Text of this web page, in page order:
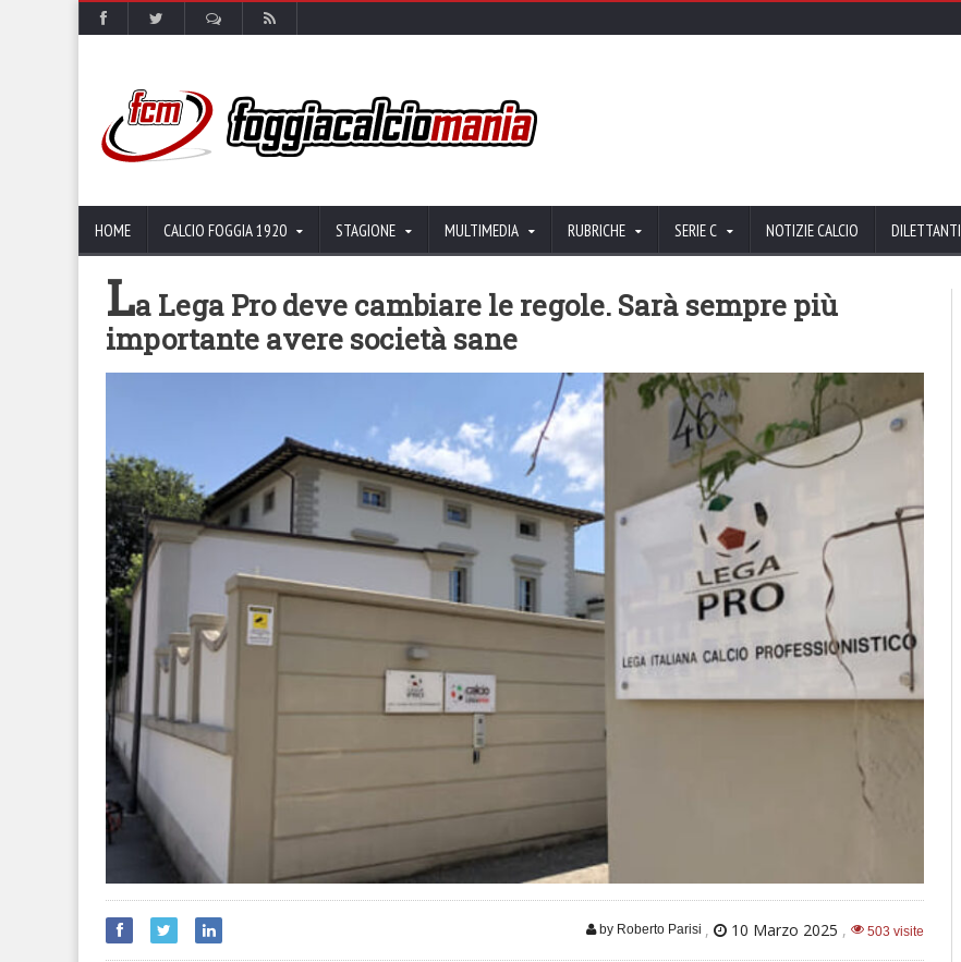
HOME CALCIO FOGGIA 1920 STAGIONE MULTIMEDIA RUBRICHE SERIE C NOTIZIE CALCIO DILETTANTI
La Lega Pro deve cambiare le regole. Sarà sempre più
importante avere società sane
by Roberto Parisi , 10 Marzo 2025 , 503 visite